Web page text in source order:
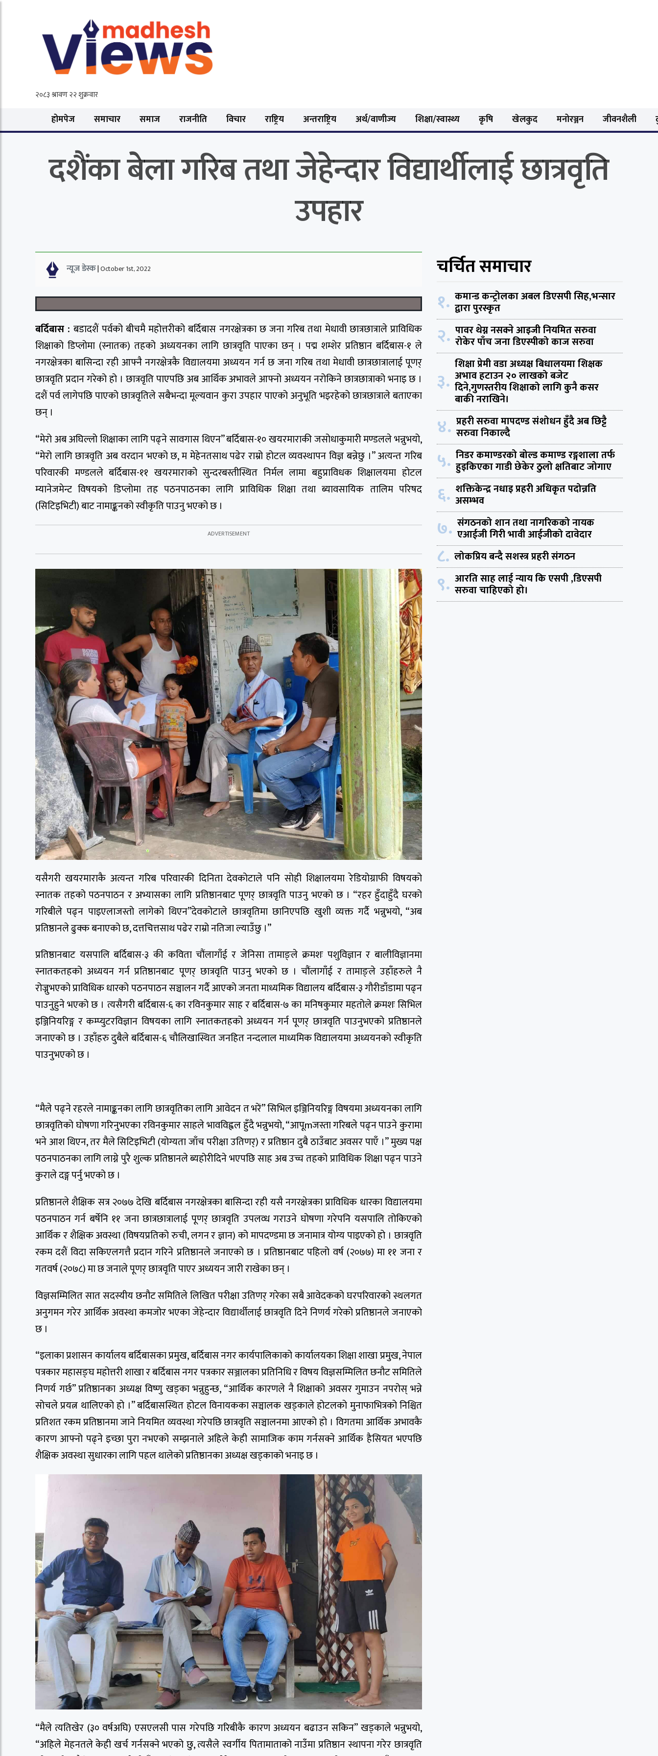
होमपेज समाचार समाज राजनीति विचार राष्ट्रिय अन्तराष्ट्रिय अर्थ/वाणीज्य शिक्षा/स्वास्थ्य कृषि खेलकुद मनोरञ्जन जीवनशैली
दशैंका बेला गरिब तथा जेहेन्दार विद्यार्थीलाई छात्रवृति
उपहार
न्यूज डेस्क|October 1st, 2022
बर्दिबास :बडादशैं पर्वको बीचमै महोत्तरीको बर्दिबास नगरक्षेत्रका छ जना गरिब तथा मेधावी छात्रछात्राले प्राविधिक
शिक्षाको डिप्लोमा (स्नातक) तहको अध्ययनका लागि छात्रवृति पाएका छन् । पद्म शम्शेर प्रतिष्ठान बर्दिबास-१ ले
नगरक्षेत्रका बासिन्दा रही आफ्नै नगरक्षेत्रकै विद्यालयमा अध्ययन गर्न छ जना गरिब तथा मेधावी छात्रछात्रालाई पूणर्
छात्रवृति प्रदान गरेको हो । छात्रवृति पाएपछि अब आर्थिक अभावले आफ्नो अध्ययन नरोकिने छात्रछात्राको भनाइ छ ।
दशैं पर्व लागेपछि पाएको छात्रवृतिले सबैभन्दा मूल्यवान कुरा उपहार पाएको अनुभूति भइरहेको छात्रछात्राले बताएका
छन् ।
“मेरो अब अघिल्लो शिक्षाका लागि पढ्ने सावगास थिएन” बर्दिबास-१० खयरमाराकी जसोधाकुमारी मण्डलले भन्नुभयो,
“मेरो लागि छात्रवृति अब वरदान भएको छ, म मेहेनतसाथ पढेर राम्रो होटल व्यवस्थापन विज्ञ बन्नेछु ।” अत्यन्त गरिब
परिवारकी मण्डलले बर्दिबास-११ खयरमाराको सुन्दरबस्तीस्थित निर्मल लामा बहुप्राविधक शिक्षालयमा होटल
म्यानेजमेन्ट विषयको डिप्लोमा तह पठनपाठनका लागि प्राविधिक शिक्षा तथा ब्यावसायिक तालिम परिषद
(सिटिइभिटी) बाट नामाङ्कनको स्वीकृति पाउनु भएको छ ।
यसैगरी खयरमाराकै अत्यन्त गरिब परिवारकी दिनिता देवकोटाले पनि सोही शिक्षालयमा रेडियोग्राफी विषयको
स्नातक तहको पठनपाठन र अभ्यासका लागि प्रतिष्ठानबाट पूणर् छात्रवृति पाउनु भएको छ । “रहर हुँदाहुँदै घरको
गरिबीले पढ्न पाइएलाजस्तो लागेको थिएन”देवकोटाले छात्रवृतिमा छानिएपछि खुशी व्यक्त गर्दै भन्नुभयो, “अब
प्रतिष्ठानले ढुक्क बनाएको छ, दत्तचित्तसाथ पढेर राम्रो नतिजा ल्याउँछु ।”
प्रतिष्ठानबाट यसपालि बर्दिबास-३ की कविता चौंलागाँई र जेनिसा तामाङ्ले क्रमशः पशुविज्ञान र बालीविज्ञानमा
स्नातकतहको अध्ययन गर्न प्रतिष्ठानबाट पूणर् छात्रवृति पाउनु भएको छ । चौंलागाँई र तामाङ्ले उहाँहरुले नै
रोज्नुभएको प्राविधिक धारको पठनपाठन सञ्चालन गर्दै आएको जनता माध्यमिक विद्यालय बर्दिबास-३ गौरीडाँडामा पढ्न
पाउनुहुने भएको छ । त्यसैगरी बर्दिबास-६ का रविनकुमार साह र बर्दिबास-७ का मनिषकुमार महतोले क्रमशः सिभिल
इञ्जिनियरिङ्ग र कम्प्युटरविज्ञान विषयका लागि स्नातकतहको अध्ययन गर्न पूणर् छात्रवृति पाउनुभएको प्रतिष्ठानले
जनाएको छ । उहाँहरु दुबैले बर्दिबास-६ चौलिखास्थित जनहित नन्दलाल माध्यमिक विद्यालयमा अध्ययनको स्वीकृति
पाउनुभएको छ ।
“मैले पढ्ने रहरले नामाङ्कनका लागि छात्रवृतिका लागि आवेदन त भरें” सिभिल इञ्जिनियरिङ्ग विषयमा अध्ययनका लागि
छात्रवृतिको घोषणा गरिनुभएका रविनकुमार साहले भावविह्वल हुँदै भन्नुभयो, “आपूmजस्ता गरिबले पढ्न पाउने कुरामा
भने आश थिएन, तर मैले सिटिइभिटी (योग्यता जाँच परीक्षा उतिणर्) र प्रतिष्ठान दुबै ठाउँबाट अवसर पाएँ ।” मुख्य पक्ष
पठनपाठनका लागि लाग्ने पुरै शुल्क प्रतिष्ठानले ब्यहोरीदिने भएपछि साह अब उच्च तहको प्राविधिक शिक्षा पढ्न पाउने
कुराले दङ्ग पर्नु भएको छ ।
प्रतिष्ठानले शैक्षिक सत्र २०७७ देखि बर्दिबास नगरक्षेत्रका बासिन्दा रही यसै नगरक्षेत्रका प्राविधिक धारका विद्यालयमा
पठनपाठन गर्न बर्षेनि ११ जना छात्रछात्रालाई पूणर् छात्रवृति उपलव्ध गराउने घोषणा गरेपनि यसपालि तोकिएको
आर्थिक र शैक्षिक अवस्था (विषयप्रतिको रुची, लगन र ज्ञान) को मापदण्डमा छ जनामात्र योग्य पाइएको हो । छात्रवृति
रकम दशैं विदा सकिएलगत्तै प्रदान गरिने प्रतिष्ठानले जनाएको छ । प्रतिष्ठानबाट पहिलो वर्ष (२०७७) मा ११ जना र
गतवर्ष (२०७८) मा छ जनाले पूणर् छात्रवृति पाएर अध्ययन जारी राखेका छन् ।
विज्ञसम्मिलित सात सदस्यीय छनौट समितिले लिखित परीक्षा उतिणर् गरेका सबै आवेदकको घरपरिवारको स्थलगत
अनुगमन गरेर आर्थिक अवस्था कमजोर भएका जेहेन्दार विद्यार्थीलाई छात्रवृति दिने निणर्य गरेको प्रतिष्ठानले जनाएको
छ ।
“इलाका प्रशासन कार्यालय बर्दिबासका प्रमुख, बर्दिबास नगर कार्यपालिकाको कार्यालयका शिक्षा शाखा प्रमुख, नेपाल
पत्रकार महासङ्घ महोत्तरी शाखा र बर्दिबास नगर पत्रकार सञ्जालका प्रतिनिधि र विषय विज्ञसम्मिलित छनौट समितिले
निणर्य गर्छ” प्रतिष्ठानका अध्यक्ष विष्णु खड्का भन्नुहुन्छ, “आर्थिक कारणले नै शिक्षाको अवसर गुमाउन नपरोस् भन्ने
सोचले प्रयत्न थालिएको हो ।” बर्दिबासस्थित होटल विनायकका सञ्चालक खड्काले होटलको मुनाफाभित्रको निश्चित
प्रतिशत रकम प्रतिष्ठानमा जाने नियमित व्यवस्था गरेपछि छात्रवृति सञ्चालनमा आएको हो । विगतमा आर्थिक अभावकै
कारण आफ्नो पढ्ने इच्छा पुरा नभएको सम्झनाले अहिले केही सामाजिक काम गर्नसक्ने आर्थिक हैसियत भएपछि
शैक्षिक अवस्था सुधारका लागि पहल थालेको प्रतिष्ठानका अध्यक्ष खड्काको भनाइ छ ।
“मैले त्यतिखेर (३० वर्षअघि) एसएलसी पास गरेपछि गरिबीकै कारण अध्ययन बढाउन सकिन” खड्काले भन्नुभयो,
“अहिले मेहनतले केही खर्च गर्नसक्ने भएको छु, त्यसैले स्वर्गीय पितामाताको नाउँमा प्रतिष्ठान स्थापना गरेर छात्रवृति
चर्चित समाचार
१. कमान्ड कन्ट्रोलका अबल डिएसपी सिह,भन्सार
द्वारा पुरस्कृत
२. पावर थेग्न नसक्ने आइजी नियमित सरुवा
रोकेर पाँच जना डिएस्पीको काज सरुवा
३.
शिक्षा प्रेमी वडा अध्यक्ष बिधालयमा शिक्षक
अभाव हटाउन २० लाखको बजेट
दिने,गुणस्तरीय शिक्षाको लागि कुनै कसर
बाकी नराखिने।
४. प्रहरी सरुवा मापदण्ड संशोधन हुँदै अब छिट्टै
सरुवा निकाल्दै
५. निडर कमाण्डरको बोल्ड कमाण्ड रङ्गशाला तर्फ
हुइकिएका गाडी छेकेर ठुलो क्षतिबाट जोगाए
६. शक्तिकेन्द्र नधाइ प्रहरी अधिकृत पदोन्नति
असम्भव
७. संगठनको शान तथा नागरिकको नायक
एआईजी गिरी भावी आईजीको दावेदार
८. लोकप्रिय बन्दै सशस्त्र प्रहरी संगठन
९. आरति साह लाई न्याय कि एसपी ,डिएसपी
सरुवा चाहिएको हो।